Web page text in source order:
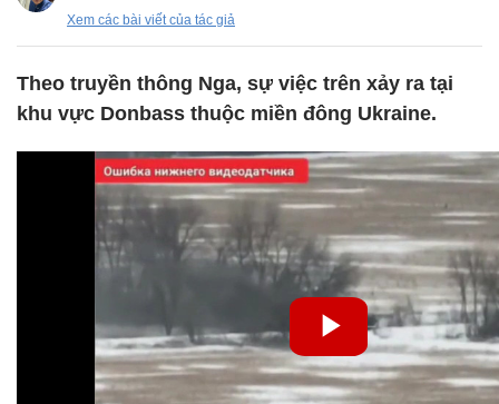
Xem các bài viết của tác giả
Theo truyền thông Nga, sự việc trên xảy ra tại
khu vực Donbass thuộc miền đông Ukraine.